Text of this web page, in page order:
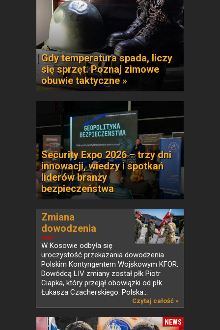
Gdy temperatura spada, liczy
się sprzęt. Poznaj zimowe
obuwie taktyczne »
Security Expo 2026 – trzy dni
innowacji, wiedzy i spotkań
liderów branży
bezpieczeństwa
NEWS
Zmiana
dowodzenia
Polskim...
W Kosowie odbyła się
uroczystość przekazania dowodzenia
Polskim Kontyngentem Wojskowym KFOR.
Dowódcą LIV zmiany został płk Piotr
Ciapka, który przejął obowiązki od płk.
Łukasza Czacherskiego. Polska...
Czytaj całość »
NEWS